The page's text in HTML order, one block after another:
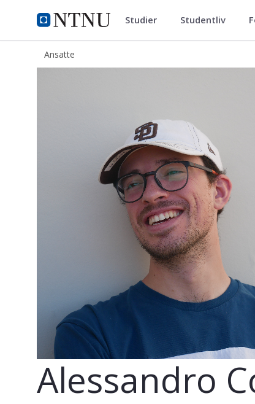
NTNU Hjemmeside
ntnu.no Studier Studentliv
Ansatte
Alessandro